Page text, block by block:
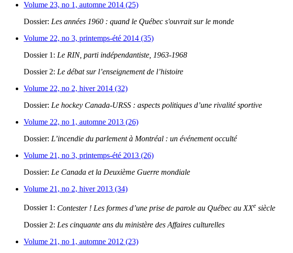
Volume 23, no 1, automne 2014 (25)
Dossier: Les années 1960 : quand le Québec s'ouvrait sur le monde
Volume 22, no 3, printemps-été 2014 (35)
Dossier 1: Le RIN, parti indépendantiste, 1963-1968
Dossier 2: Le débat sur l’enseignement de l’histoire
Volume 22, no 2, hiver 2014 (32)
Dossier: Le hockey Canada-URSS : aspects politiques d’une rivalité sportive
Volume 22, no 1, automne 2013 (26)
Dossier: L’incendie du parlement à Montréal : un événement occulté
Volume 21, no 3, printemps-été 2013 (26)
Dossier: Le Canada et la Deuxième Guerre mondiale
Volume 21, no 2, hiver 2013 (34)
Dossier 1: Contester ! Les formes d’une prise de parole au Québec au XXe siècle
Dossier 2: Les cinquante ans du ministère des Affaires culturelles
Volume 21, no 1, automne 2012 (23)